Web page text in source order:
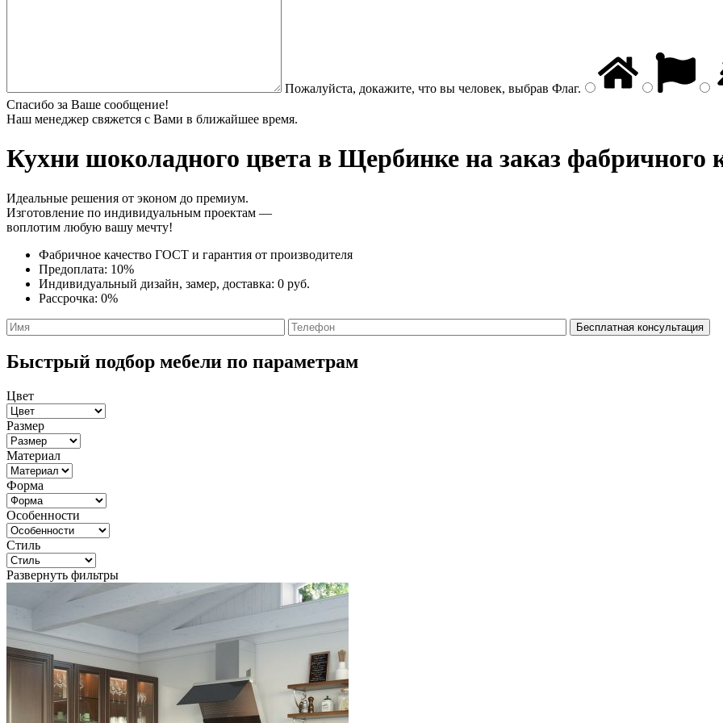
Пожалуйста, докажите, что вы человек, выбрав Флаг.
Спасибо за Ваше сообщение!
Наш менеджер свяжется с Вами в ближайшее время.
Кухни шоколадного цвета в Щербинке на заказ фабричного
Идеальные решения от эконом до премиум.
Изготовление по индивидуальным проектам —
воплотим любую вашу мечту!
Фабричное качество ГОСТ и гарантия от производителя
Предоплата: 10%
Индивидуальный дизайн, замер, доставка: 0 руб.
Рассрочка: 0%
Быстрый подбор мебели по параметрам
Цвет
Размер
Материал
Форма
Особенности
Стиль
Развернуть фильтры